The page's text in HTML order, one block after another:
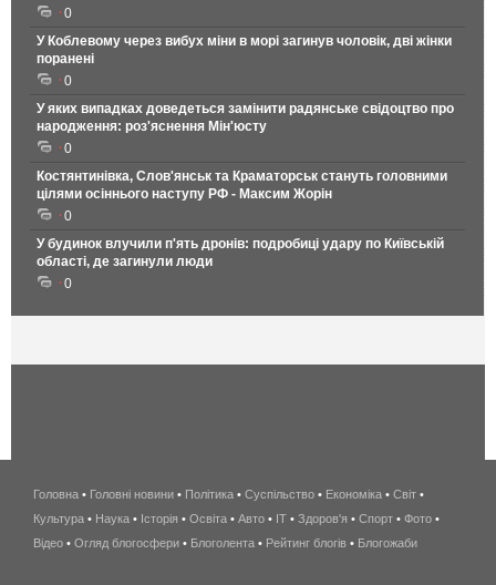
0
У Коблевому через вибух міни в морі загинув чоловік, дві жінки
поранені
0
У яких випадках доведеться замінити радянське свідоцтво про
народження: роз'яснення Мін'юсту
0
Костянтинівка, Слов'янськ та Краматорськ стануть головними
цілями осіннього наступу РФ - Максим Жорін
0
У будинок влучили п'ять дронів: подробиці удару по Київській
області, де загинули люди
0
беспроводной
интернет
киев
Головна • Головні новини • Політика • Суспільство • Економіка • Світ •
Культура • Наука • Історія • Освіта • Авто • IT • Здоров'я • Спорт • Фото •
Відео • Огляд блогосфери • Блоголента • Рейтинг блогів • Блогожаби